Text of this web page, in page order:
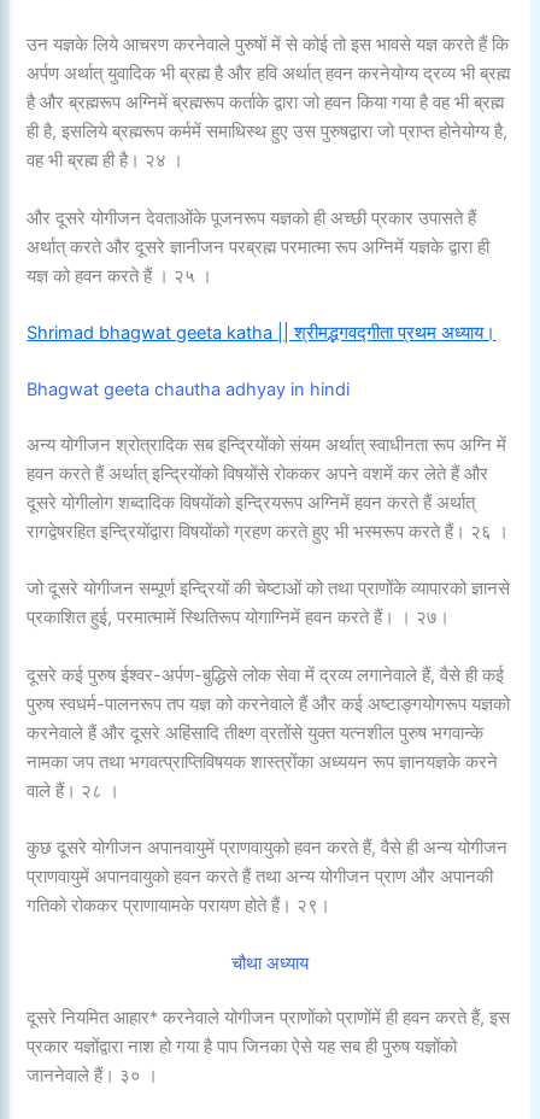
उन यज्ञके लिये आचरण करनेवाले पुरुषों में से कोई तो इस भावसे यज्ञ करते हैं कि
अर्पण अर्थात् युवादिक भी ब्रह्म है और हवि अर्थात् हवन करनेयोग्य द्रव्य भी ब्रह्म
है और ब्रह्मरूप अग्निमें ब्रह्मरूप कर्ताके द्वारा जो हवन किया गया है वह भी ब्रह्म
ही है, इसलिये ब्रह्मरूप कर्ममें समाधिस्थ हुए उस पुरुषद्वारा जो प्राप्त होनेयोग्य है,
वह भी ब्रह्म ही है। २४ ।
और दूसरे योगीजन देवताओंके पूजनरूप यज्ञको ही अच्छी प्रकार उपासते हैं
अर्थात् करते और दूसरे ज्ञानीजन परब्रह्म परमात्मा रूप अग्निमें यज्ञके द्वारा ही
यज्ञ को हवन करते हैं । २५ ।
Shrimad bhagwat geeta katha || श्रीमद्भगवद्गीता प्रथम अध्याय।
Bhagwat geeta chautha adhyay in hindi
अन्य योगीजन श्रोत्रादिक सब इन्द्रियोंको संयम अर्थात् स्वाधीनता रूप अग्नि में
हवन करते हैं अर्थात् इन्द्रियोंको विषयोंसे रोककर अपने वशमें कर लेते हैं और
दूसरे योगीलोग शब्दादिक विषयोंको इन्द्रियरूप अग्निमें हवन करते हैं अर्थात्
रागद्वेषरहित इन्द्रियोंद्वारा विषयोंको ग्रहण करते हुए भी भस्मरूप करते हैं। २६ ।
जो दूसरे योगीजन सम्पूर्ण इन्द्रियों की चेष्टाओं को‌ तथा प्राणोंके व्यापारको ज्ञानसे
प्रकाशित हुई, परमात्मामें स्थितिरूप योगाग्निमें हवन करते हैं। । २७।
दूसरे कई पुरुष ईश्वर-अर्पण-बुद्धिसे लोक सेवा में द्रव्य लगानेवाले हैं, वैसे ही कई
पुरुष स्वधर्म-पालनरूप तप यज्ञ को करनेवाले हैं और कई अष्टाङ्गयोगरूप यज्ञको
करनेवाले हैं और दूसरे अहिंसादि तीक्ष्ण व्रतोंसे युक्त यत्नशील पुरुष भगवान्के
नामका जप तथा भगवत्प्राप्तिविषयक शास्त्रोंका अध्ययन रूप ज्ञानयज्ञके करने
वाले हैं। २८ ।
कुछ दूसरे योगीजन अपानवायुमें प्राणवायुको हवन करते हैं, वैसे ही अन्य योगीजन
प्राणवायुमें अपानवायुको हवन करते हैं तथा अन्य योगीजन प्राण और अपानकी
गतिको रोककर प्राणायामके परायण होते हैं। २९।
चौथा अध्याय
दूसरे नियमित आहार* करनेवाले योगीजन प्राणोंको प्राणोंमें ही हवन करते हैं, इस
प्रकार यज्ञोंद्वारा नाश हो गया है पाप जिनका ऐसे यह सब ही पुरुष यज्ञोंको
जाननेवाले हैं। ३० ।